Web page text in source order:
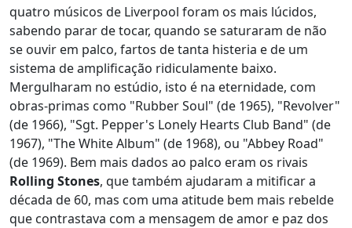
quatro músicos de Liverpool foram os mais lúcidos,
sabendo parar de tocar, quando se saturaram de não
se ouvir em palco, fartos de tanta histeria e de um
sistema de amplificação ridiculamente baixo.
Mergulharam no estúdio, isto é na eternidade, com
obras-primas como "Rubber Soul" (de 1965), "Revolver"
(de 1966), "Sgt. Pepper's Lonely Hearts Club Band" (de
1967), "The White Album" (de 1968), ou "Abbey Road"
(de 1969). Bem mais dados ao palco eram os rivais
Rolling Stones, que também ajudaram a mitificar a
década de 60, mas com uma atitude bem mais rebelde
que contrastava com a mensagem de amor e paz dos